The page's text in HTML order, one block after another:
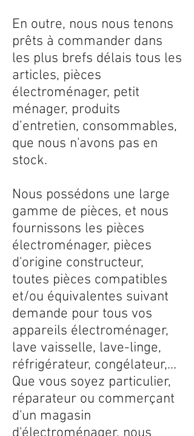
En outre, nous nous tenons
prêts à commander dans
les plus brefs délais tous les
articles, pièces
électroménager, petit
ménager, produits
d’entretien, consommables,
que nous n'avons pas en
stock.
Nous possédons une large
gamme de pièces, et nous
fournissons les pièces
électroménager, pièces
d'origine constructeur,
toutes pièces compatibles
et/ou équivalentes suivant
demande pour tous vos
appareils électroménager,
lave vaisselle, lave-linge,
réfrigérateur, congélateur,...
Que vous soyez particulier,
réparateur ou commerçant
d'un magasin